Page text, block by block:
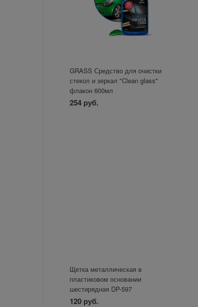
GRASS Средство для очистки
стекол и зеркал "Clean glass"
флакон 600мл
254 руб.
Щетка металлическая в
пластиковом основании
шестирядная DP-597
120 руб.